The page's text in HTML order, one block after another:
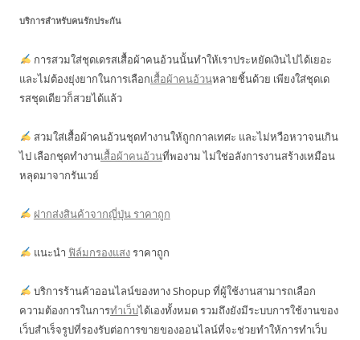
บริการสำหรับคนรักประกัน
การสวมใส่ชุดเดรสเสื้อผ้าคนอ้วนนั้นทำให้เราประหยัดเงินไปได้เยอะ
และไม่ต้องยุ่งยากในการเลือกเสื้อผ้าคนอ้วนหลายชิ้นด้วย เพียงใส่ชุดเด
รสชุดเดียวก็สวยได้แล้ว
สวมใส่เสื้อผ้าคนอ้วนชุดทำงานให้ถูกกาลเทศะ และไม่หวือหวาจนเกิน
ไป เลือกชุดทำงานเสื้อผ้าคนอ้วนที่พองาม ไม่ใช่อลังการงานสร้างเหมือน
หลุดมาจากรันเวย์
ฝากส่งสินค้าจากญี่ปุ่น ราคาถูก
แนะนำ ฟิล์มกรองแสงราคาถูก
บริการร้านค้าออนไลน์ของทาง Shopup ที่ผู้ใช้งานสามารถเลือก
ความต้องการในการทำเว็บได้เองทั้งหมด รวมถึงยังมีระบบการใช้งานของ
เว็บสำเร็จรูปที่รองรับต่อการขายของออนไลน์ที่จะช่วยทำให้การทำเว็บ